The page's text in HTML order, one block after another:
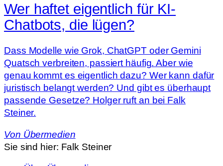
Wer haftet eigentlich für KI-
Chatbots, die lügen?
Dass Modelle wie Grok, ChatGPT oder Gemini
Quatsch verbreiten, passiert häufig. Aber wie
genau kommt es eigentlich dazu? Wer kann dafür
juristisch belangt werden? Und gibt es überhaupt
passende Gesetze? Holger ruft an bei Falk
Steiner.
Von Übermedien
Sie sind hier: Falk Steiner